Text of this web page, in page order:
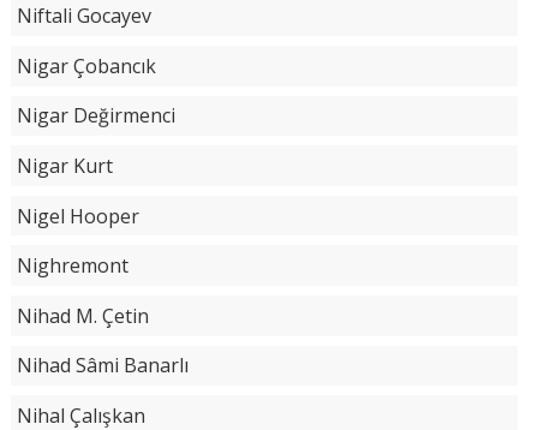
Niftali Gocayev
Nigar Çobancık
Nigar Değirmenci
Nigar Kurt
Nigel Hooper
Nighremont
Nihad M. Çetin
Nihad Sâmi Banarlı
Nihal Çalışkan